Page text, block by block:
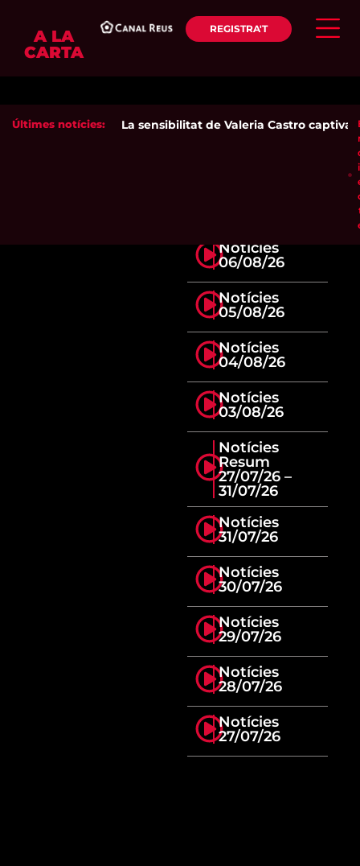
A LA
CARTA
REGISTRA'T
Últimes notícies: La sensibilitat de Valeria Castro captiva
Notícies
06/08/26
Notícies
05/08/26
Notícies
04/08/26
Notícies
03/08/26
Notícies
Resum
27/07/26 –
31/07/26
Notícies
31/07/26
Notícies
30/07/26
Notícies
29/07/26
Notícies
28/07/26
Notícies
27/07/26